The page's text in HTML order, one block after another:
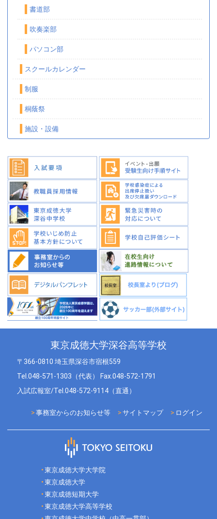
書道部
吹奏楽部
パソコン部
スクールカレンダー
制服
桐蔭祭
施設・設備
東京成徳大学深谷高等学校
〒366-0810 埼玉県深谷市宿根559
Tel.048-571-1303（代表） Fax.048-572-1791
入試広報室/Tel.048-572-9114（直通）
ログイン
サイトマップ
事務室からのお知らせ等
東京成徳大学大学院
東京成徳大学
東京成徳短期大学
東京成徳大学高等学校